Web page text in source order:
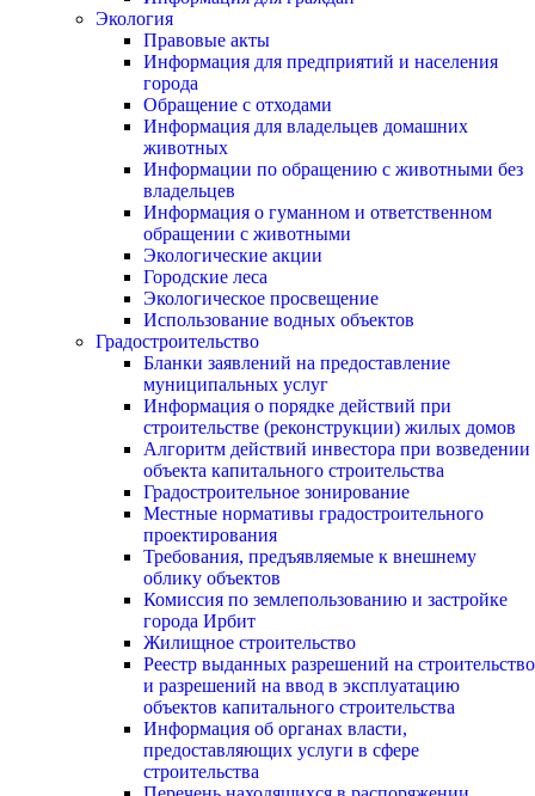
Экология
Правовые акты
Информация для предприятий и населения
города
Обращение с отходами
Информация для владельцев домашних
животных
Информации по обращению с животными без
владельцев
Информация о гуманном и ответственном
обращении с животными
Экологические акции
Городские леса
Экологическое просвещение
Использование водных объектов
Градостроительство
Бланки заявлений на предоставление
муниципальных услуг
Информация о порядке действий при
строительстве (реконструкции) жилых домов
Алгоритм действий инвестора при возведении
объекта капитального строительства
Градостроительное зонирование
Местные нормативы градостроительного
проектирования
Требования, предъявляемые к внешнему
облику объектов
Комиссия по землепользованию и застройке
города Ирбит
Жилищное строительство
Реестр выданных разрешений на строительство
и разрешений на ввод в эксплуатацию
объектов капитального строительства
Информация об органах власти,
предоставляющих услуги в сфере
строительства